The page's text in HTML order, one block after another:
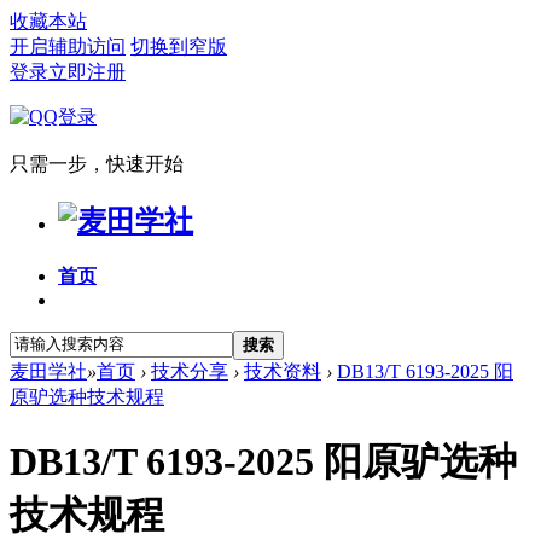
收藏本站
开启辅助访问 切换到窄版
登录立即注册
只需一步，快速开始
首页
搜索
麦田学社»首页 › 技术分享 › 技术资料 › DB13/T 6193-2025 阳
原驴选种技术规程
DB13/T 6193-2025 阳原驴选种
技术规程